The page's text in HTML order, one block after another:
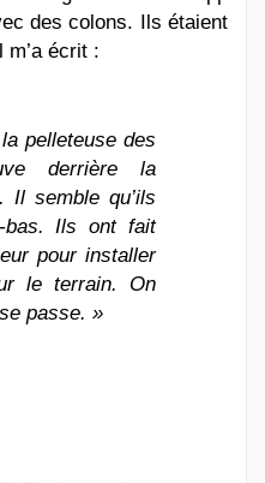
des colons. Ils étaient
m’a écrit :
pelleteuse des
derrière la
Il semble qu’ils
bas. Ils ont fait
pour installer
le terrain. On
passe. »